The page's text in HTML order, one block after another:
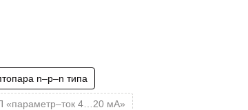
n–p–n типа
«параметр–ток 4…20 мА»